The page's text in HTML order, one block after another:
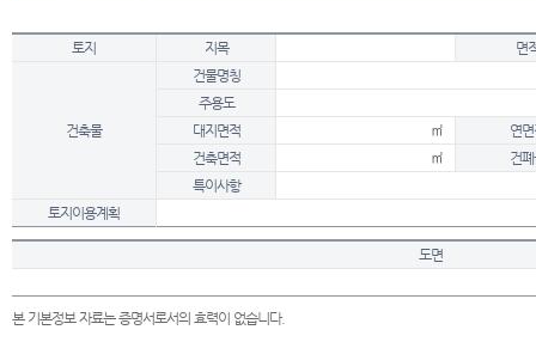
토지 지목 면
건축물
건물명칭
주용도
대지면적
㎡
연
건축면적
㎡
건
특이사항
토지이용계획
도면
본 기본정보 자료는 증명서로서의 효력이 없습니다.